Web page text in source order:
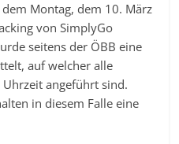
Montag, dem 10. März
von SimplyGo
seitens der ÖBB eine
auf welcher alle
angeführt sind.
in diesem Falle eine